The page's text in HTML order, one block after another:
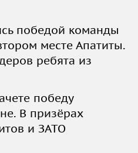
победой команды
месте Апатиты.
ребята из
победу
В призёрах
и ЗАТО